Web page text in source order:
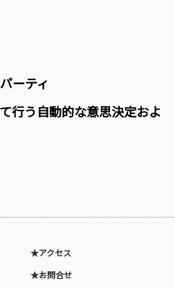
ーティ
行う自動的な意思決定およ
★アクセス
★お問合せ